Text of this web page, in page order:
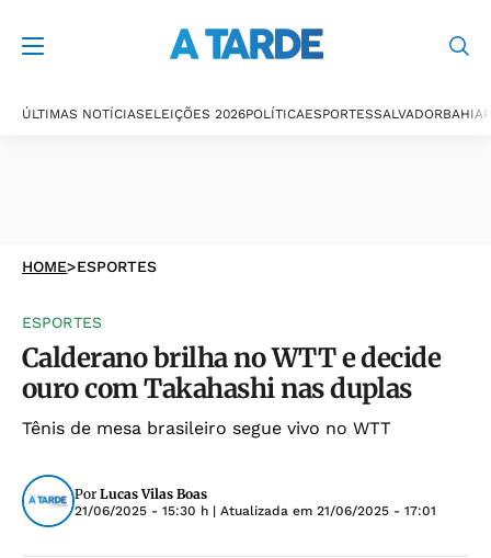
ÚLTIMAS NOTÍCIASELEIÇÕES 2026POLÍTICAESPORTESSALVADORBAHIA
HOME>ESPORTES
ESPORTES
Calderano brilha no WTT e decide
ouro com Takahashi nas duplas
Tênis de mesa brasileiro segue vivo no WTT
Por Lucas Vilas Boas
21/06/2025 - 15:30 h | Atualizada em 21/06/2025 - 17:01